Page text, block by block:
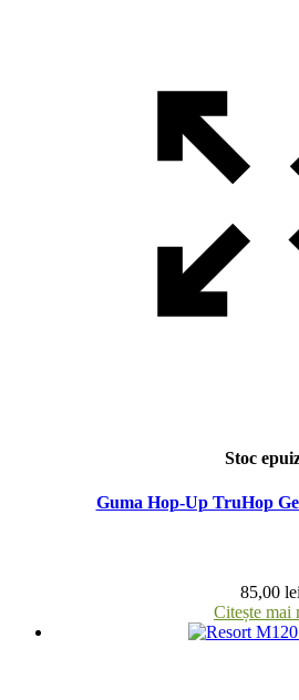
Stoc
Guma Hop-Up TruHop
85,00 lei
Citește mai